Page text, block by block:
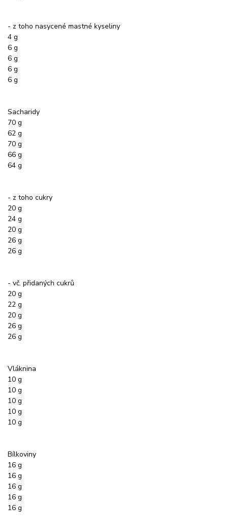
- z toho nasycené mastné kyseliny
4 g
6 g
6 g
6 g
6 g
Sacharidy
70 g
62 g
70 g
66 g
64 g
- z toho cukry
20 g
24 g
20 g
26 g
26 g
- vč. přidaných cukrů
20 g
22 g
20 g
26 g
26 g
Vláknina
10 g
10 g
10 g
10 g
10 g
Bílkoviny
16 g
16 g
16 g
16 g
16 g